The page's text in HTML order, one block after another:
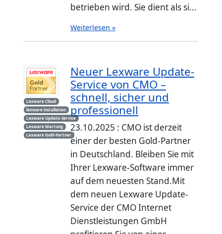
betrieben wird. Sie dient als si...
Weiterlesen »
Lexware Cloud
lexware installation
Lexware Update-Service
Lexware Wartung
Lexware Gold-Partner
Neuer Lexware Update-
Service von CMO –
schnell, sicher und
professionell
23.10.2025 : CMO ist derzeit
einer der besten Gold-Partner
in Deutschland. Bleiben Sie mit
Ihrer Lexware-Software immer
auf dem neuesten Stand.Mit
dem neuen Lexware Update-
Service der CMO Internet
Dienstleistungen GmbH